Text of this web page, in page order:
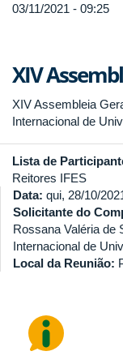
03/11/2021 - 09:25
XIV
XIV Assembleia
Internacional de
Lista de
Reitores IFES
Data: qui, 28/10/
Solicitante do
Rossana Valéria de
Internacional de
Local da Reunião: